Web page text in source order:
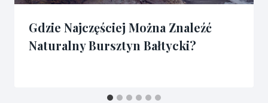
Gdzie Najczęściej Można Znaleźć
Naturalny Bursztyn Bałtycki?